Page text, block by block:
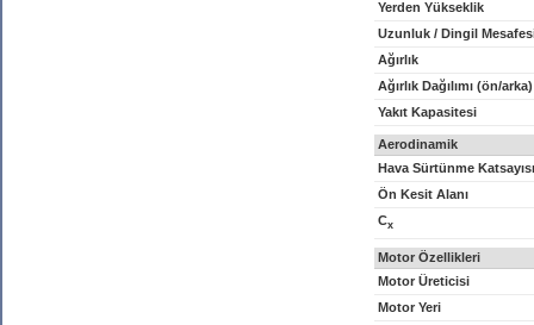
Yerden Yükseklik
Uzunluk / Dingil
Ağırlık
Ağırlık Dağılımı (ön/arka)
Yakıt Kapasitesi
Aerodinamik
Hava Sürtünme Katsayısı
Ön Kesit Alanı
Cx
Motor Özellikleri
Motor Üreticisi
Motor Yeri